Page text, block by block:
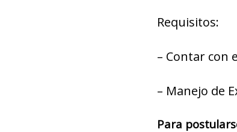
Requisitos:
– Contar con
– Manejo de
Para